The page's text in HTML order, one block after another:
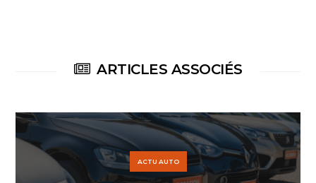
ARTICLES ASSOCIÉS
ACTU AUTO